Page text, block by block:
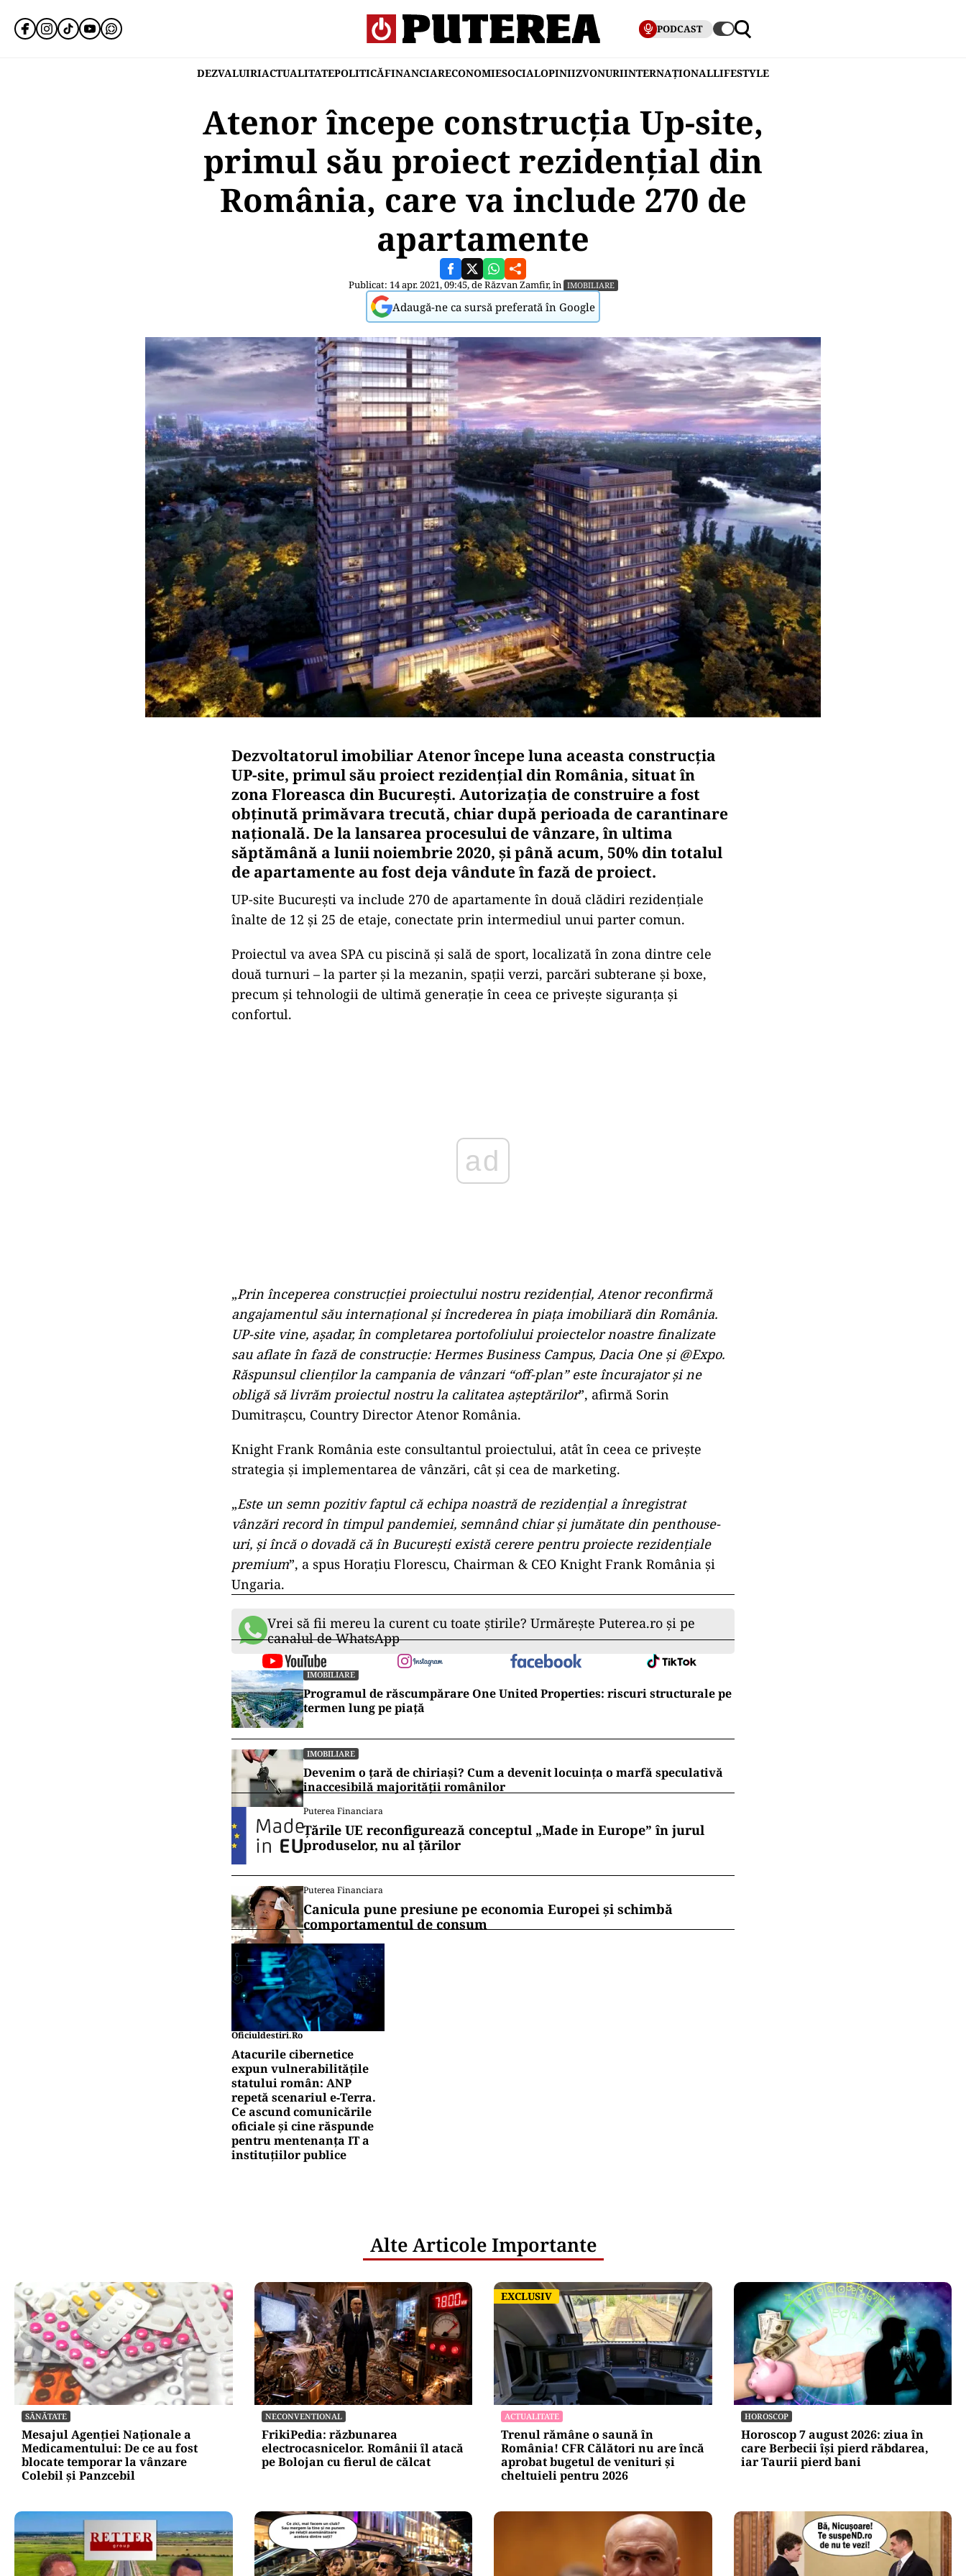
PODCAST
DEZVALUIRIACTUALITATEPOLITICĂFINANCIARECONOMIESOCIALOPINIIZVONURIINTERNAȚIONALLIFESTYLE
Atenor începe construcția Up-site,
primul său proiect rezidențial din
România, care va include 270 de
apartamente
Publicat: 14 apr. 2021, 09:45, deRăzvan Zamfir, în IMOBILIARE
Adaugă-ne ca sursă preferată în Google
Dezvoltatorul imobiliar Atenor începe luna aceasta construcția
UP-site, primul său proiect rezidențial din România, situat în
zona Floreasca din București. Autorizația de construire a fost
obținută primăvara trecută, chiar după perioada de carantinare
națională. De la lansarea procesului de vânzare, în ultima
săptămână a lunii noiembrie 2020, și până acum, 50% din totalul
de apartamente au fost deja vândute în fază de proiect.
UP-site București va include 270 de apartamente în două clădiri rezidențiale
înalte de 12 și 25 de etaje, conectate prin intermediul unui parter comun.
Proiectul va avea SPA cu piscină și sală de sport, localizată în zona dintre cele
două turnuri – la parter și la mezanin, spații verzi, parcări subterane și boxe,
precum și tehnologii de ultimă generație în ceea ce privește siguranța și
confortul.
„Prin începerea construcției proiectului nostru rezidențial, Atenor reconfirmă
angajamentul său internațional și încrederea în piața imobiliară din România.
UP-site vine, așadar, în completarea portofoliului proiectelor noastre finalizate
sau aflate în fază de construcție: Hermes Business Campus, Dacia One și @Expo.
Răspunsul clienților la campania de vânzari “off-plan” este încurajator și ne
obligă să livrăm proiectul nostru la calitatea așteptărilor”, afirmă Sorin
Dumitrașcu, Country Director Atenor România.
Knight Frank România este consultantul proiectului, atât în ceea ce privește
strategia și implementarea de vânzări, cât și cea de marketing.
„Este un semn pozitiv faptul că echipa noastră de rezidențial a înregistrat
vânzări record în timpul pandemiei, semnând chiar și jumătate din penthouse-
uri, și încă o dovadă că în București există cerere pentru proiecte rezidențiale
premium”, a spus Horațiu Florescu, Chairman & CEO Knight Frank România și
Ungaria.
Vrei să fii mereu la curent cu toate știrile? Urmărește Puterea.ro și pe
canalul de WhatsApp
IMOBILIARE
Programul de răscumpărare One United Properties: riscuri structurale pe
termen lung pe piață
IMOBILIARE
Devenim o țară de chiriași? Cum a devenit locuința o marfă speculativă
inaccesibilă majorității românilor
Puterea Financiara
Țările UE reconfigurează conceptul „Made in Europe” în jurul
produselor, nu al țărilor
Puterea Financiara
Canicula pune presiune pe economia Europei și schimbă
comportamentul de consum
Oficiuldestiri.ro
Atacurile cibernetice
expun vulnerabilitățile
statului român: ANP
repetă scenariul e‑Terra.
Ce ascund comunicările
oficiale și cine răspunde
pentru mentenanța IT a
instituțiilor publice
Alte Articole Importante
SĂNĂTATE
Mesajul Agenției Naționale a
Medicamentului: De ce au fost
blocate temporar la vânzare
Colebil și Panzcebil
NECONVENTIONAL
FrikiPedia: răzbunarea
electrocasnicelor. Românii îl atacă
pe Bolojan cu fierul de călcat
EXCLUSIV
EXCLUSIV
ACTUALITATE
Trenul rămâne o saună în
România! CFR Călători nu are încă
aprobat bugetul de venituri și
cheltuieli pentru 2026
HOROSCOP
Horoscop 7 august 2026: ziua în
care Berbecii își pierd răbdarea,
iar Taurii pierd bani